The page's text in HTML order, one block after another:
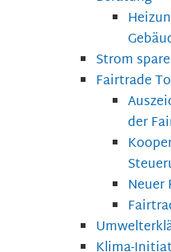
Strom
Fairtrade
der